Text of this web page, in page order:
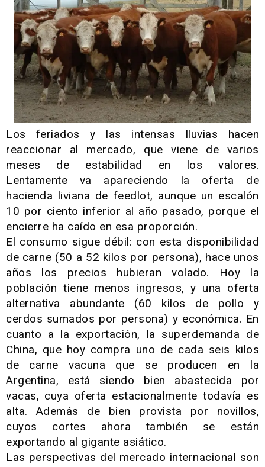
Los feriados y las intensas lluvias hacen
reaccionar al mercado, que viene de varios
meses de estabilidad en los valores.
Lentamente va apareciendo la oferta de
hacienda liviana de feedlot, aunque un escalón
10 por ciento inferior al año pasado, porque el
encierre ha caído en esa proporción.
El consumo sigue débil: con esta disponibilidad
de carne (50 a 52 kilos por persona), hace unos
años los precios hubieran volado. Hoy la
población tiene menos ingresos, y una oferta
alternativa abundante (60 kilos de pollo y
cerdos sumados por persona) y económica. En
cuanto a la exportación, la superdemanda de
China, que hoy compra uno de cada seis kilos
de carne vacuna que se producen en la
Argentina, está siendo bien abastecida por
vacas, cuya oferta estacionalmente todavía es
alta. Además de bien provista por novillos,
cuyos cortes ahora también se están
exportando al gigante asiático.
Las perspectivas del mercado internacional son